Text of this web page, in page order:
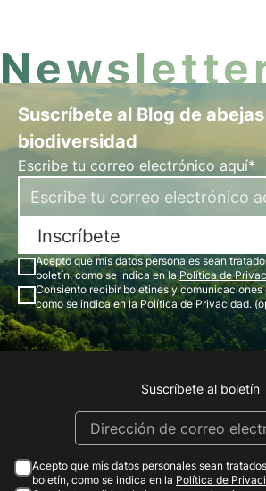
Suscríbete al Blog de
biodiversidad
Escribe tu correo electrónico aquí*
Inscríbete
Acepto que mis datos personales sean
boletín, como se indica en laPolítica de
Consiento recibir boletines y comunicaciones
como se indica en laPolítica de Privacidad.
Instagram
Facebook
Linkedin
Youtube
Suscríbete al boletín
Acepto que mis datos personales sean
boletín, como se indica en la Política de